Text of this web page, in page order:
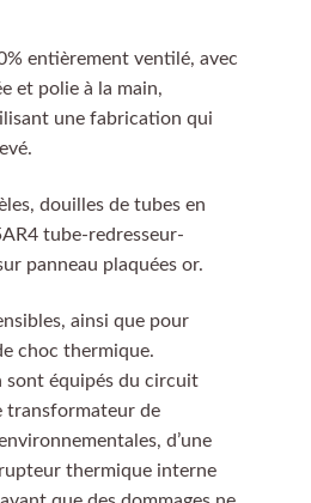
entièrement ventilé, avec
et polie à la main,
une fabrication qui
douilles de tubes en
tube-redresseur-
panneau plaquées or.
ainsi que pour
choc thermique.
sont équipés du circuit
transformateur de
d’une
thermique interne